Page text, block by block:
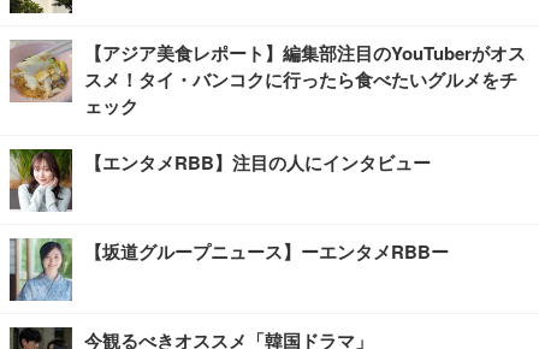
【アジア美食レポート】編集部注目のYouTuberがオス
スメ！タイ・バンコクに行ったら食べたいグルメをチ
ェック
【エンタメRBB】注目の人にインタビュー
【坂道グループニュース】ーエンタメRBBー
今観るべきオススメ「韓国ドラマ」